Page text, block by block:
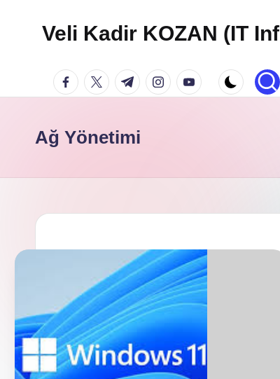
Veli Kadir KOZAN (IT
facebook.com
twitter.com
t.me instagram.com
youtube.com
Ağ Yönetimi